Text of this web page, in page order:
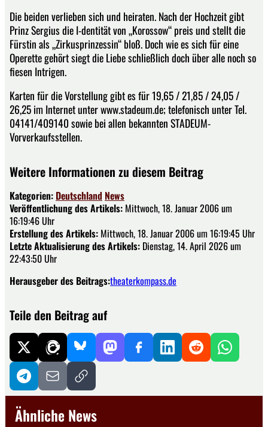
Die beiden verlieben sich und heiraten. Nach der Hochzeit gibt
Prinz Sergius die I-dentität von „Korossow“ preis und stellt die
Fürstin als „Zirkusprinzessin“ bloß. Doch wie es sich für eine
Operette gehört siegt die Liebe schließlich doch über alle noch so
fiesen Intrigen.
Karten für die Vorstellung gibt es für 19,65 / 21,85 / 24,05 /
26,25 im Internet unter www.stadeum.de; telefonisch unter Tel.
04141/409140 sowie bei allen bekannten STADEUM-
Vorverkaufsstellen.
Weitere Informationen zu diesem Beitrag
Kategorien: Deutschland News
Veröffentlichung des Artikels: Mittwoch, 18. Januar 2006 um
16:19:46 Uhr
Erstellung des Artikels: Mittwoch, 18. Januar 2006 um 16:19:45 Uhr
Letzte Aktualisierung des Artikels: Dienstag, 14. April 2026 um
22:43:50 Uhr
Herausgeber des Beitrags:theaterkompass.de
Teile den Beitrag auf
Ähnliche News